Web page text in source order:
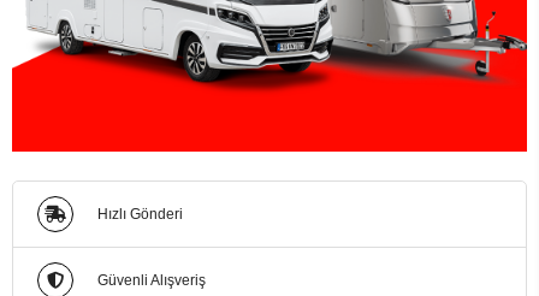
Hızlı Gönderi
Güvenli Alışveriş